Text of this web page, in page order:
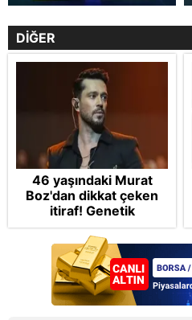
DİĞER
46 yaşındaki Murat
Boz'dan dikkat çeken
itiraf! Genetik
korkusunu açıkladı